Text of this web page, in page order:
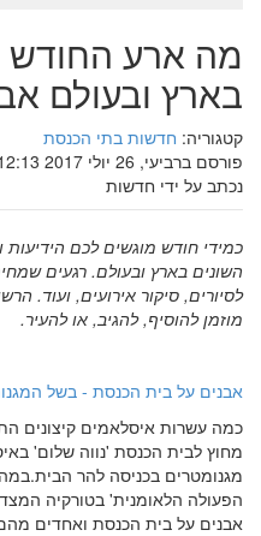
מה ארע החודש
בארץ ובעולם
קטגוריה: חדשות בתי הכנסת
פורסם ברביעי, 26 יולי 2017 12:13
נכתב על ידי חדשות
כמידי חודש מוגשים לכם
השונים בארץ ובעולם. רגעים
לסיורים, סיקור אירועים, ועוד.
מוזמן להוסיף, להגיב, או להעיר.
אבנים על בית הכנסת - בשל
כמה עשרות איסלאמים קיצונים
מחוץ לבית הכנסת 'נווה שלום'
מגנומטרים בכניסה להר
הפעולה הלאומנית' בטורקיה
אבנים על בית הכנסת ואחדים